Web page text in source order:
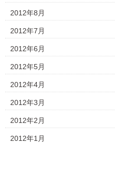
2012年8月
2012年7月
2012年6月
2012年5月
2012年4月
2012年3月
2012年2月
2012年1月